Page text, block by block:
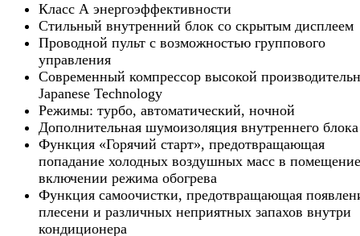
Класс А энергоэффективности
Стильный внутренний блок со скрытым дисплеем
Проводной пульт с возможностью группового
управления
Современный компрессор высокой
Japanese Technology
Режимы: турбо, автоматический, ночной
Дополнительная шумоизоляция внутреннего блока
Функция «Горячий старт», предотвращающая
попадание холодных воздушных масс в
включении режима обогрева
Функция самоочистки, предотвращающая
плесени и различных неприятных запахов внутри
кондиционера